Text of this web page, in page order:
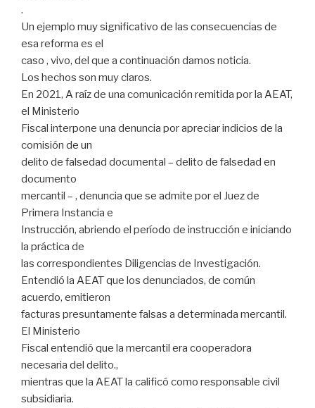
.
Un ejemplo muy significativo de las consecuencias de
esa reforma es el
caso , vivo, del que a continuación damos noticia.
Los hechos son muy claros.
En 2021, A raíz de una comunicación remitida por la AEAT,
el Ministerio
Fiscal interpone una denuncia por apreciar indicios de la
comisión de un
delito de falsedad documental – delito de falsedad en
documento
mercantil – , denuncia que se admite por el Juez de
Primera Instancia e
Instrucción, abriendo el período de instrucción e iniciando
la práctica de
las correspondientes Diligencias de Investigación.
Entendió la AEAT que los denunciados, de común
acuerdo, emitieron
facturas presuntamente falsas a determinada mercantil.
El Ministerio
Fiscal entendió que la mercantil era cooperadora
necesaria del delito.,
mientras que la AEAT la calificó como responsable civil
subsidiaria.